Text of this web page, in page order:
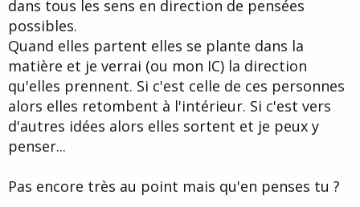
dans tous les sens en direction de pensées
possibles.
Quand elles partent elles se plante dans la
matière et je verrai (ou mon IC) la direction
qu'elles prennent. Si c'est celle de ces personnes
alors elles retombent à l'intérieur. Si c'est vers
d'autres idées alors elles sortent et je peux y
penser...
Pas encore très au point mais qu'en penses tu ?